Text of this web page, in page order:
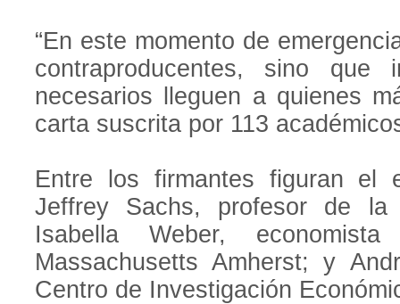
“En este momento de
contraproducentes, sino que
necesarios lleguen a quienes
carta suscrita por 113
Entre los firmantes figuran el
Jeffrey Sachs, profesor de la
Isabella Weber,
Massachusetts Amherst; y
Centro de Investigación